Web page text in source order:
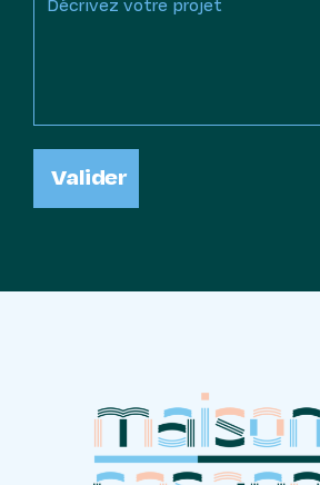
Valider